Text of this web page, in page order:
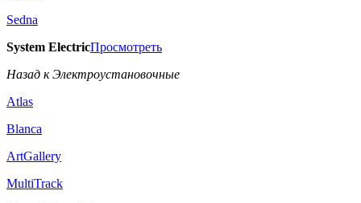
Sedna
System ElectricПросмотреть
Назад к Электроустановочные
Atlas
Blanca
ArtGallery
MultiTrack